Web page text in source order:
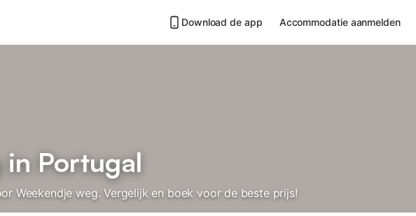
Download de app Accommodatie aanmelden
in Portugal
Weekendje weg. Vergelijk en boek voor de beste prijs!